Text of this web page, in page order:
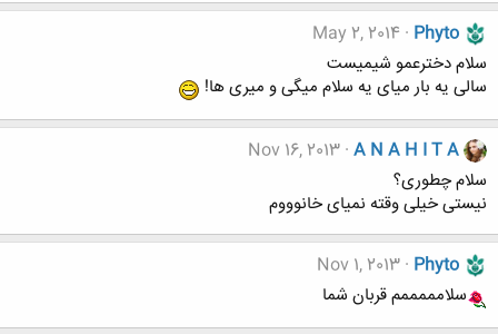
Phyto
May 2, 2014
سلام دخترعمو شیمیست
سالی یه بار میای یه سلام میگی و میری ها!
A N A H I T A
Nov 16, 2013
سلام چطوری؟
نیستی خیلی وقته نمیای خانوووم
Phyto
Nov 1, 2013
سلامممممم قربان شما